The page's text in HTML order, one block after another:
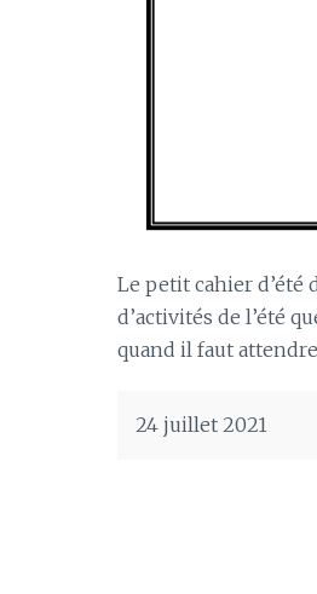
Le petit cahier
d’activités de l’été
quand il faut
24 juillet 2021